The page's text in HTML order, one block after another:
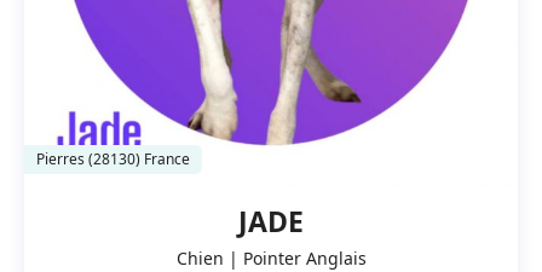
Pierres (28130) France
JADE
Chien | Pointer Anglais